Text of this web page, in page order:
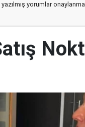
yorumlar